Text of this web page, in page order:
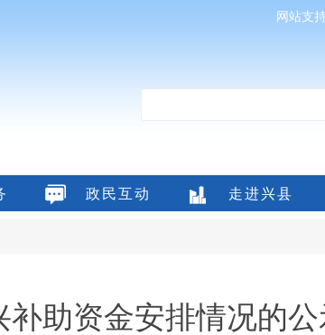
网站支
政民互动 走进兴县
助资金安排情况的公